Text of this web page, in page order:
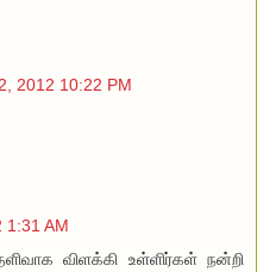
2012 10:22 PM
1:31 AM
விளக்கி உள்ளிர்கள் நன்றி